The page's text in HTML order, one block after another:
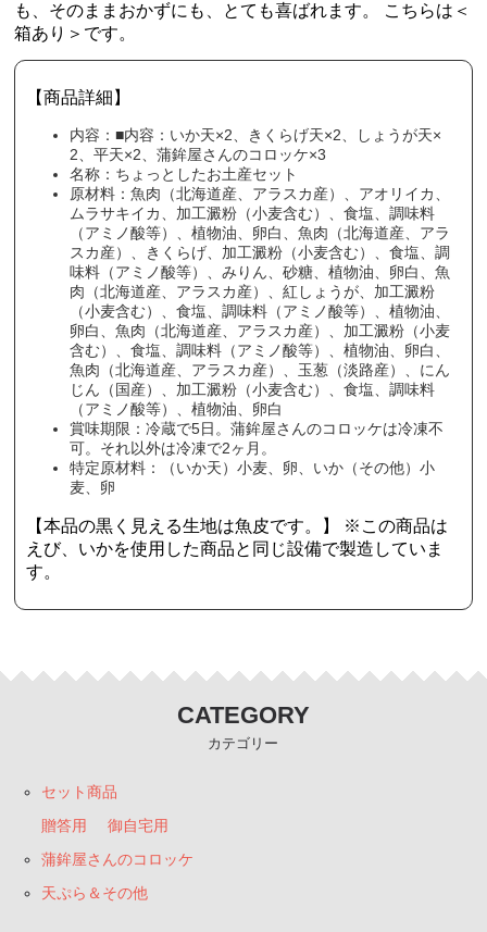
も、そのままおかずにも、とても喜ばれます。 こちらは＜
箱あり＞です。
【商品詳細】
内容：■内容：いか天×2、きくらげ天×2、しょうが天×
2、平天×2、蒲鉾屋さんのコロッケ×3
名称：ちょっとしたお土産セット
原材料：魚肉（北海道産、アラスカ産）、アオリイカ、
ムラサキイカ、加工澱粉（小麦含む）、食塩、調味料
（アミノ酸等）、植物油、卵白、魚肉（北海道産、アラ
スカ産）、きくらげ、加工澱粉（小麦含む）、食塩、調
味料（アミノ酸等）、みりん、砂糖、植物油、卵白、魚
肉（北海道産、アラスカ産）、紅しょうが、加工澱粉
（小麦含む）、食塩、調味料（アミノ酸等）、植物油、
卵白、魚肉（北海道産、アラスカ産）、加工澱粉（小麦
含む）、食塩、調味料（アミノ酸等）、植物油、卵白、
魚肉（北海道産、アラスカ産）、玉葱（淡路産）、にん
じん（国産）、加工澱粉（小麦含む）、食塩、調味料
（アミノ酸等）、植物油、卵白
賞味期限：冷蔵で5日。蒲鉾屋さんのコロッケは冷凍不
可。それ以外は冷凍で2ヶ月。
特定原材料：（いか天）小麦、卵、いか（その他）小
麦、卵
【本品の黒く見える生地は魚皮です。】 ※この商品は
えび、いかを使用した商品と同じ設備で製造していま
す。
CATEGORY
カテゴリー
セット商品
贈答用
御自宅用
蒲鉾屋さんのコロッケ
天ぷら＆その他